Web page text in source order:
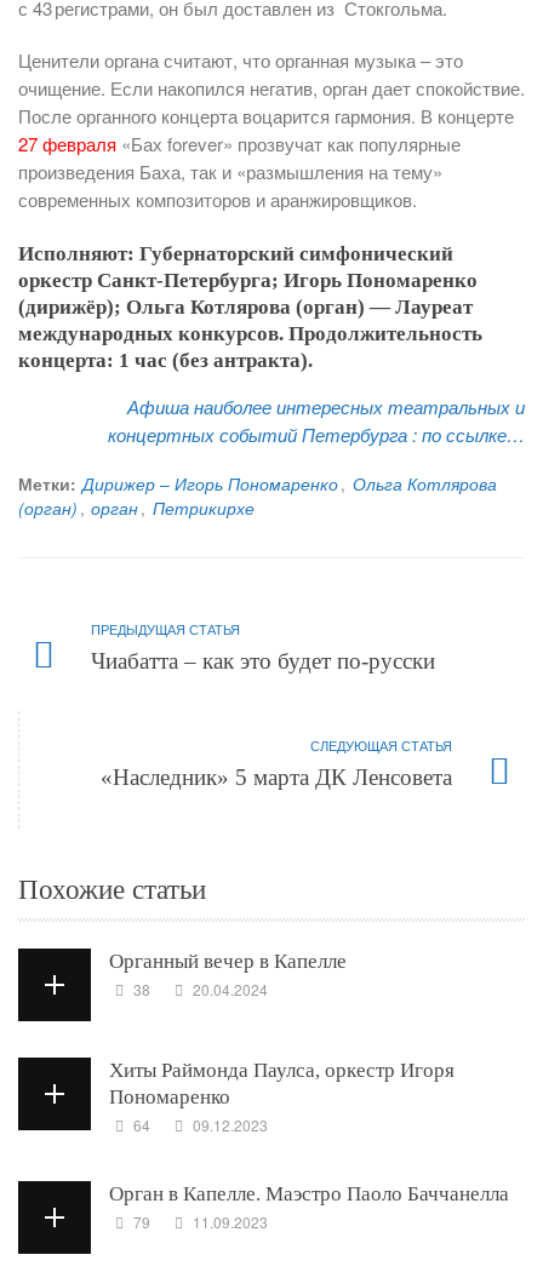
с 43 регистрами, он был доставлен из Стокгольма.
Ценители органа считают, что органная музыка – это
очищение. Если накопился негатив, орган дает спокойствие.
После органного концерта воцарится гармония. В концерте
27 февраля «Бах forever» прозвучат как популярные
произведения Баха, так и «размышления на тему»
современных композиторов и аранжировщиков.
Исполняют: Губернаторский симфонический
оркестр Санкт-Петербурга; Игорь Пономаренко
(дирижёр); Ольга Котлярова (орган) — Лауреат
международных конкурсов. Продолжительность
концерта: 1 час (без антракта).
Афиша наиболее интересных театральных и
концертных событий Петербурга :по ссылке…
Метки: Дирижер – Игорь Пономаренко, Ольга Котлярова
(орган) , орган, Петрикирхе
ПРЕДЫДУЩАЯ СТАТЬЯ
Чиабатта – как это будет по-русски
СЛЕДУЮЩАЯ СТАТЬЯ
«Наследник» 5 марта ДК Ленсовета
Похожие статьи
Органный вечер в Капелле
38 20.04.2024
Хиты Раймонда Паулса, оркестр Игоря
Пономаренко
64 09.12.2023
Орган в Капелле. Маэстро Паоло Баччанелла
79 11.09.2023